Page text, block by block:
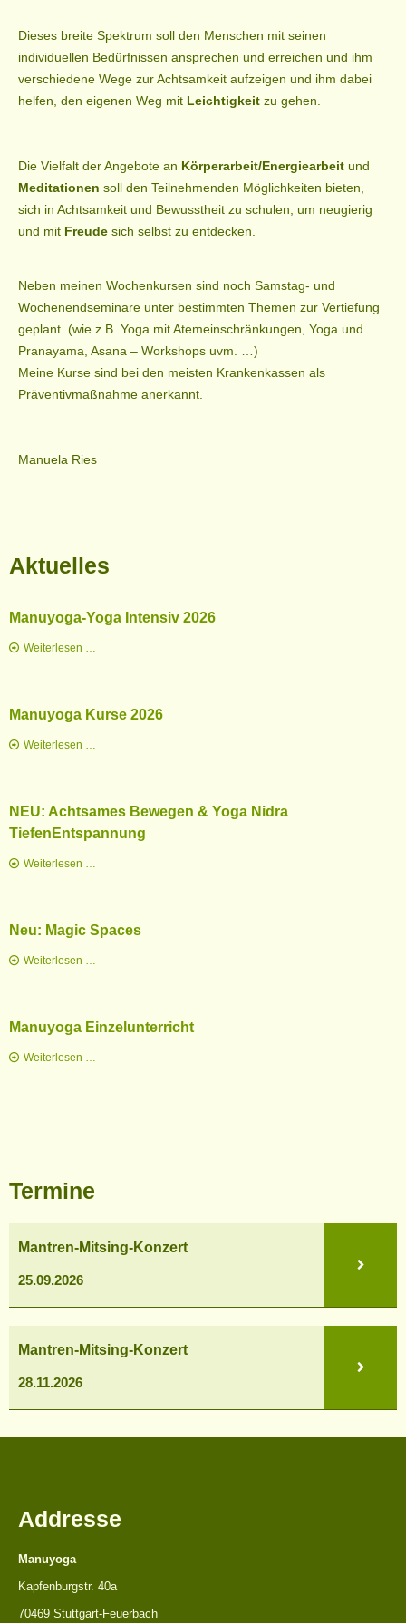
Dieses breite Spektrum soll den Menschen mit seinen
individuellen Bedürfnissen ansprechen und erreichen und ihm
verschiedene Wege zur Achtsamkeit aufzeigen und ihm dabei
helfen, den eigenen Weg mit Leichtigkeit zu gehen.
Die Vielfalt der Angebote an Körperarbeit/Energiearbeit und
Meditationen soll den Teilnehmenden Möglichkeiten bieten,
sich in Achtsamkeit und Bewusstheit zu schulen, um neugierig
und mit Freude sich selbst zu entdecken.
Neben meinen Wochenkursen sind noch Samstag- und
Wochenendseminare unter bestimmten Themen zur Vertiefung
geplant. (wie z.B. Yoga mit Atemeinschränkungen, Yoga und
Pranayama, Asana – Workshops uvm. …)
Meine Kurse sind bei den meisten Krankenkassen als
Präventivmaßnahme anerkannt.
Manuela Ries
Aktuelles
Manuyoga-Yoga Intensiv 2026
Weiterlesen …
Manuyoga Kurse 2026
Weiterlesen …
NEU: Achtsames Bewegen & Yoga Nidra
TiefenEntspannung
Weiterlesen …
Yoga
TiefenEntspannung
Neu: Magic Spaces
Weiterlesen …
Manuyoga Einzelunterricht
Weiterlesen …
Termine
Mantren-Mitsing-Konzert
25.09.2026
Konzert
Mantren-Mitsing-Konzert
28.11.2026
Konzert
Addresse
Manuyoga
Kapfenburgstr. 40a
70469 Stuttgart-Feuerbach